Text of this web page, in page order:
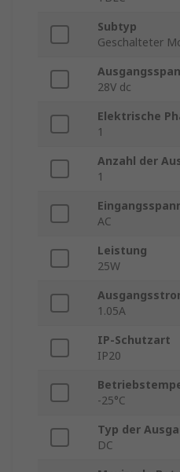
Subtyp
Geschalteter
28V dc
Elektrische
1
Anzahl der
1
AC
Leistung
25W
1.05A
IP-Schutzart
IP20
-25°C
Typ der
DC